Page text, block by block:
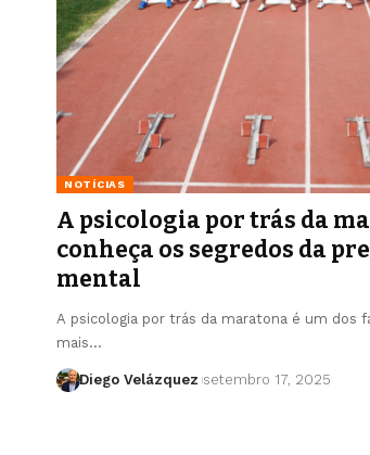
NOTÍCIAS
A psicologia por trás da
conheça os segredos da
mental
A psicologia por trás da maratona é um dos
mais…
Diego Velázquez setembro 17, 2025